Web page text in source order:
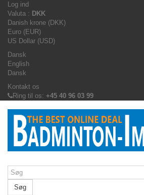
Log ind
Valuta : DKK
Danish krone (DKK)
Euro (EUR)
US Dollar (USD)
Dansk
English
Dansk
Kontakt os
Ring til os: +45 40 96 03 99
Søg